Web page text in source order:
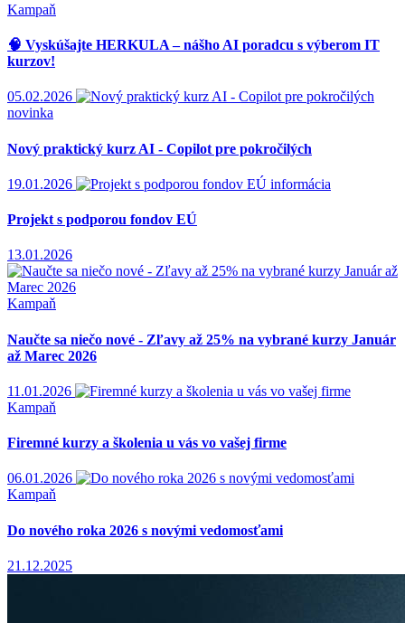
Kampaň
🧠 Vyskúšajte HERKULA – nášho AI poradcu s výberom IT
kurzov!
05.02.2026
novinka
Nový praktický kurz AI - Copilot pre pokročilých
19.01.2026 informácia
Projekt s podporou fondov EÚ
13.01.2026
Kampaň
Naučte sa niečo nové - Zľavy až 25% na vybrané kurzy Január
až Marec 2026
11.01.2026
Kampaň
Firemné kurzy a školenia u vás vo vašej firme
06.01.2026
Kampaň
Do nového roka 2026 s novými vedomosťami
21.12.2025